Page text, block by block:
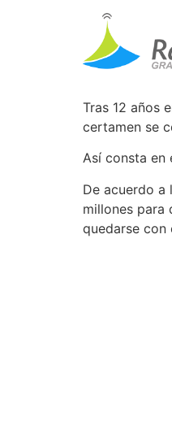
¿El
dos
Tras 12 años
certamen se
Así consta en
De acuerdo a
millones para
quedarse con